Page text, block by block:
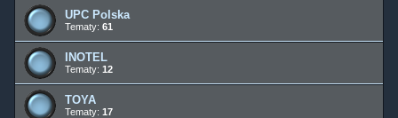
UPC Polska
Tematy: 61
INOTEL
Tematy: 12
TOYA
Tematy: 17